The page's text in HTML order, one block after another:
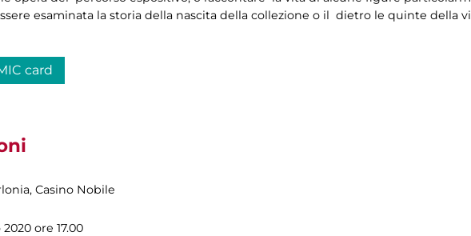
esaminata la storia della nascita della collezione o il dietro le quinte della
card
, Casino Nobile
ore 17.00